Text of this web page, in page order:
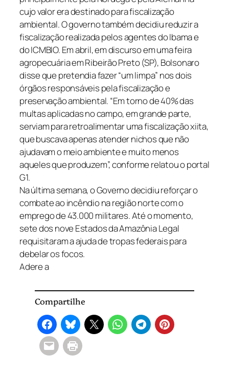
cujo valor era destinado para fiscalização
ambiental. O governo também decidiu reduzir a
fiscalização realizada pelos agentes do Ibama e
do ICMBIO. Em abril, em discurso em uma feira
agropecuária em Ribeirão Preto (SP), Bolsonaro
disse que pretendia fazer “um limpa” nos dois
órgãos responsáveis pela fiscalização e
preservação ambiental. “Em torno de 40% das
multas aplicadas no campo, em grande parte,
serviam para retroalimentar uma fiscalização xiita,
que buscava apenas atender nichos que não
ajudavam o meio ambiente e muito menos
aqueles que produzem”, conforme relatou o portal
G1.
Na última semana, o Governo decidiu reforçar o
combate ao incêndio na região norte com o
emprego de 43.000 militares. Até o momento,
sete dos nove Estados da Amazônia Legal
requisitaram a ajuda de tropas federais para
debelar os focos.
Adere a
Compartilhe